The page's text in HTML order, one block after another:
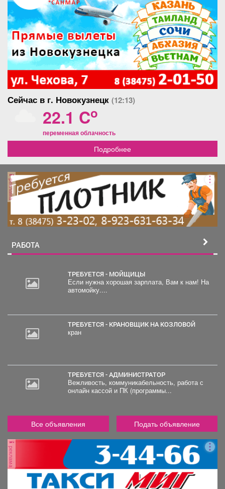
Сейчас в г. Новокузнецк (12:13)
22.1 Co
переменная облачность
Подробнее
реклама
РАБОТА
ТРЕБУЕТСЯ - МОЙЩИЦЫ
Если нужна хорошая зарплата, Вам к нам! На
автомойку....
ТРЕБУЕТСЯ - КРАНОВЩИК НА КОЗЛОВОЙ
кран
ТРЕБУЕТСЯ - АДМИНИСТРАТОР
Вежливость, коммуникабельность, работа с
онлайн кассой и ПК (программы...
Все объявления Подать объявление
реклама